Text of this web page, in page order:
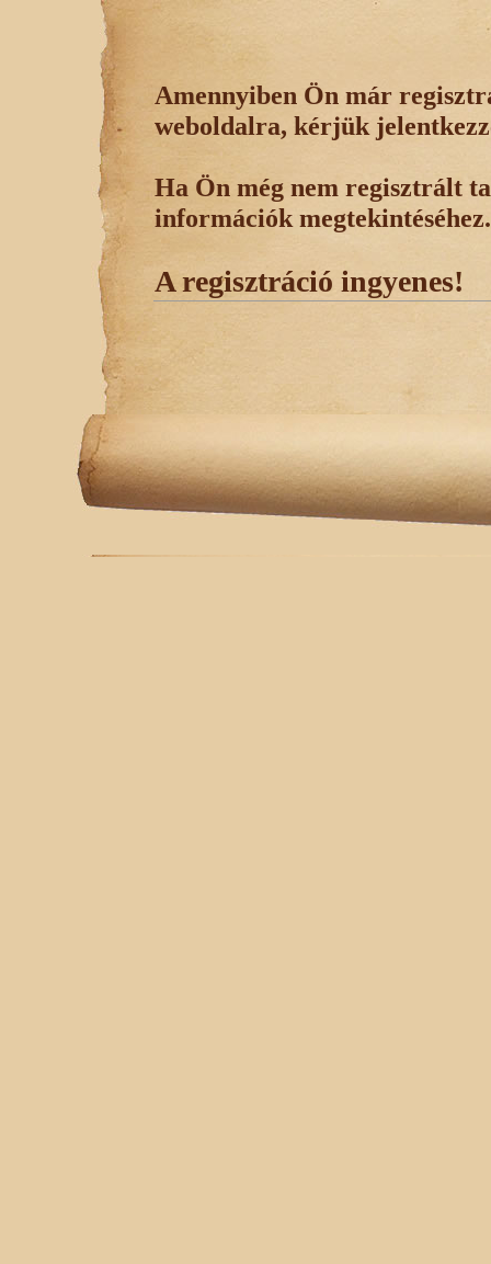
Amennyiben Ön már
weboldalra, kérjük
Ha Ön még nem regisztrált
információk megtekintéséhez.
A regisztráció ingyenes!